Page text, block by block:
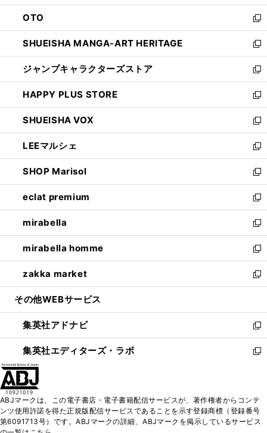
ウ
で
開
く
ン
ド
ウ
で
開
く
OTO
新
し
い
ウ
ィ
ン
ド
ウ
で
開
く
SHUEISHA MANGA-ART HERITAGE
新
し
い
ウ
ィ
ン
ド
ウ
で
開
く
ジャンプキャラクターズストア
新
し
い
ウ
ィ
ン
ド
ウ
で
開
く
HAPPY PLUS STORE
新
し
い
ウ
ィ
ン
ド
ウ
で
開
く
SHUEISHA VOX
新
し
い
ウ
ィ
ン
ド
ウ
で
開
く
LEEマルシェ
新
し
い
ウ
ィ
ン
ド
ウ
で
開
く
SHOP Marisol
新
し
い
ウ
ィ
ン
ド
ウ
で
開
eclat premium
新
し
い
ウ
ィ
ン
ド
ウ
開
く
mirabella
新
し
い
ウ
ィ
ン
ウ
で
開
く
mirabella homme
新
し
い
ウ
ン
ド
ウ
で
zakka market
新
し
ウ
ィ
ン
ド
く
その他WEBサービス
集英社アドナビ
新
し
い
ド
ウ
で
集英社エディターズ・ラボ
新
ィ
ン
ABJマークは、この電子書店・電子書籍配信サービスが、著作権者からコンテ
ンツ使用許諾を得た正規版配信サービスであることを示す登録商標（登録番号
第6091713号）です。ABJマークの詳細、ABJマークを掲示しているサービス